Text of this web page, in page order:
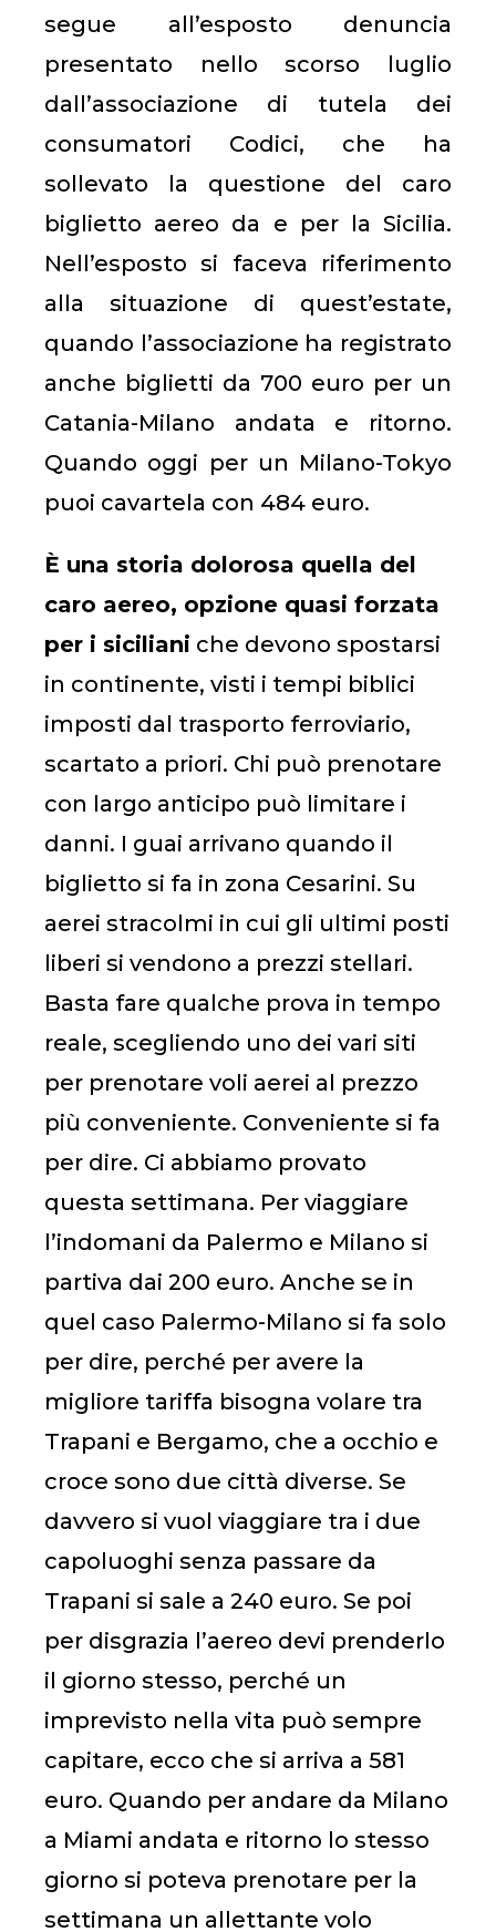
segue all’esposto denuncia
presentato nello scorso luglio
dall’associazione di tutela dei
consumatori Codici, che ha
sollevato la questione del caro
biglietto aereo da e per la Sicilia.
Nell’esposto si faceva riferimento
alla situazione di quest’estate,
quando l’associazione ha registrato
anche biglietti da 700 euro per un
Catania-Milano andata e ritorno.
Quando oggi per un Milano-Tokyo
puoi cavartela con 484 euro.
È una storia dolorosa quella del
caro aereo, opzione quasi forzata
per i siciliani che devono spostarsi
in continente, visti i tempi biblici
imposti dal trasporto ferroviario,
scartato a priori. Chi può prenotare
con largo anticipo può limitare i
danni. I guai arrivano quando il
biglietto si fa in zona Cesarini. Su
aerei stracolmi in cui gli ultimi posti
liberi si vendono a prezzi stellari.
Basta fare qualche prova in tempo
reale, scegliendo uno dei vari siti
per prenotare voli aerei al prezzo
più conveniente. Conveniente si fa
per dire. Ci abbiamo provato
questa settimana. Per viaggiare
l’indomani da Palermo e Milano si
partiva dai 200 euro. Anche se in
quel caso Palermo-Milano si fa solo
per dire, perché per avere la
migliore tariffa bisogna volare tra
Trapani e Bergamo, che a occhio e
croce sono due città diverse. Se
davvero si vuol viaggiare tra i due
capoluoghi senza passare da
Trapani si sale a 240 euro. Se poi
per disgrazia l’aereo devi prenderlo
il giorno stesso, perché un
imprevisto nella vita può sempre
capitare, ecco che si arriva a 581
euro. Quando per andare da Milano
a Miami andata e ritorno lo stesso
giorno si poteva prenotare per la
settimana un allettante volo